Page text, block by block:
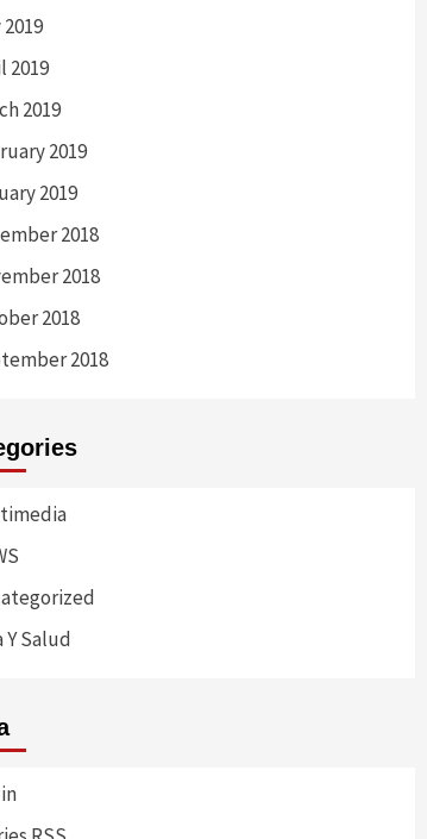
2019
2019
2019
2019
2018
2018
2018
2018
Y Salud